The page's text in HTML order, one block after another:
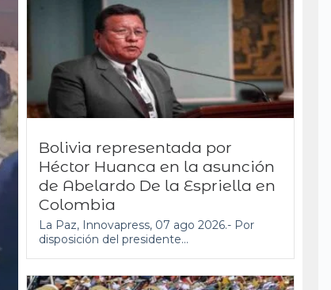
Bolivia representada por
Héctor Huanca en la asunción
de Abelardo De la Espriella en
Colombia
La Paz, Innovapress, 07 ago 2026.- Por
disposición del presidente...